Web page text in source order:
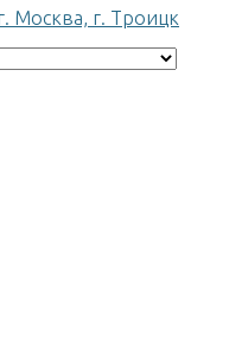
Москва, г. Троицк